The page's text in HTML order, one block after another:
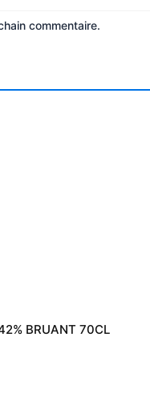
commentaire.
BRUANT 70CL